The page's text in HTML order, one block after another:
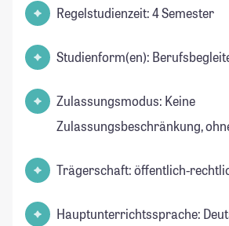
Regelstudienzeit: 4 Semester
Studienform(en):
Zulassungsmodus: Keine
Zulassungsbeschränkung,
Trägerschaft: öffentlich-
Hauptunterrichtssprache: